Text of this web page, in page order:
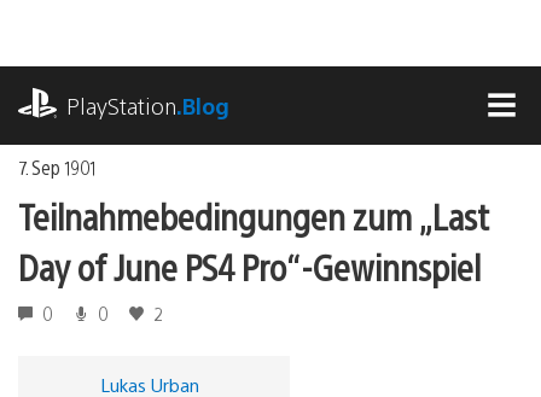
springen
PlayStation.Blog
7. Sep 1901
Teilnahmebedingungen zum „Last
Day of June PS4 Pro“-Gewinnspiel
0 0 2
Lukas Urban